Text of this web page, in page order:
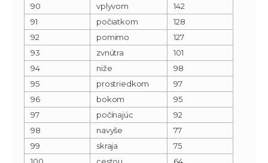
90
vplyvom
142
91
počiatkom
128
92
pomimo
127
93
zvnútra
101
94
niže
98
95
prostriedkom
97
96
bokom
95
97
počínajúc
92
98
navyše
77
99
skraja
75
100
cestou
64